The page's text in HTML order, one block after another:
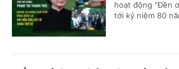
hoạt động "Đền
tới kỷ niệm 80